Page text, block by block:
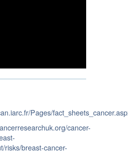
Pages/
cancer-
risks/breast-cancer-